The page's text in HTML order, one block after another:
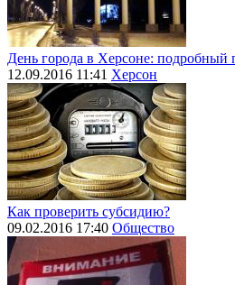
День города в Херсоне: подробный
12.09.2016 11:41 Херсон
Как проверить субсидию?
09.02.2016 17:40 Общество